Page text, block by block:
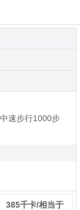
速步行1000步
385千卡/相当于